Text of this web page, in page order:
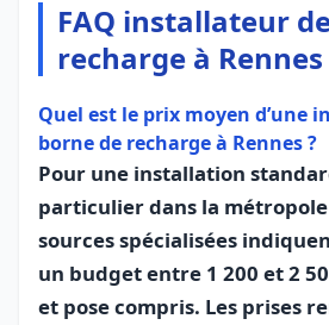
FAQ installateur
recharge à Rennes
Quel est le prix moyen d’une
borne de recharge à Rennes ?
Pour une installation
particulier dans la
sources spécialisées
un budget entre 1 200 et 2
et pose compris. Les prises